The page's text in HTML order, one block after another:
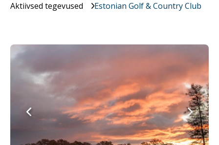
Aktiivsed tegevused
Estonian Golf & Country Club